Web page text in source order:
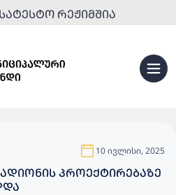
ᲠᲔᲟᲘᲛᲨᲘᲐ
10 ივლისი, 2025
ᲞᲠᲝᲔᲥᲢᲘᲠᲔᲑᲐᲖᲔ